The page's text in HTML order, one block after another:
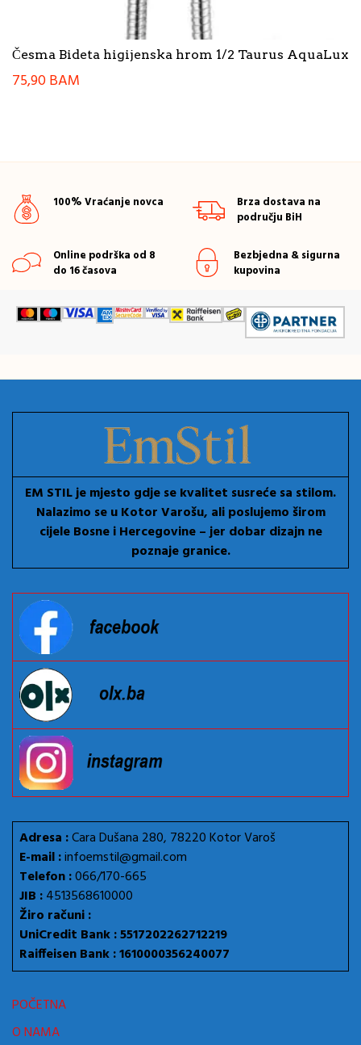
Česma Bideta higijenska hrom 1/2 Taurus AquaLux
75,90BAM
100% Vraćanje novca
Brza dostava na
području BiH
Online podrška od 8
do 16 časova
Bezbjedna & sigurna
kupovina
EM STIL je mjesto gdje se kvalitet susreće sa stilom.
Nalazimo se u Kotor Varošu, ali poslujemo širom
cijele Bosne i Hercegovine – jer dobar dizajn ne
poznaje granice.
Adresa :Cara Dušana 280, 78220 Kotor Varoš
E-mail :infoemstil@gmail.com
Telefon :066/170-665
JIB :4513568610000
Žiro računi :
UniCredit Bank : 5517202262712219
Raiffeisen Bank : 1610000356240077
POČETNA
O NAMA